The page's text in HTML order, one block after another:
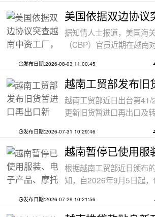
据知情人士报道，美国海
（CBP）官员近期在越南
发布日期:2026-08-03 11:00:45
越南工贸部近日出台第
更新旧货暂进口再出口及
发布日期:2026-07-31 10:29:46
根据越南工贸部近日颁布
知，自2026年9月5日起，
发布日期:2026-07-29 10:21:56